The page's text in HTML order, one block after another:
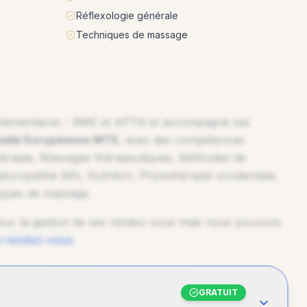
Réflexologie générale
Techniques de massage
- RME et APTN
et accompagne ses
Européenne MTE
, avec des compétences
Massages thérapeutiques, Méthodes de
MN, Nutrition, Phytothérapie occidentale,
de massage
la gestion de ses rendez-vous mais nous pouvons
rendez-vous
GRATUIT